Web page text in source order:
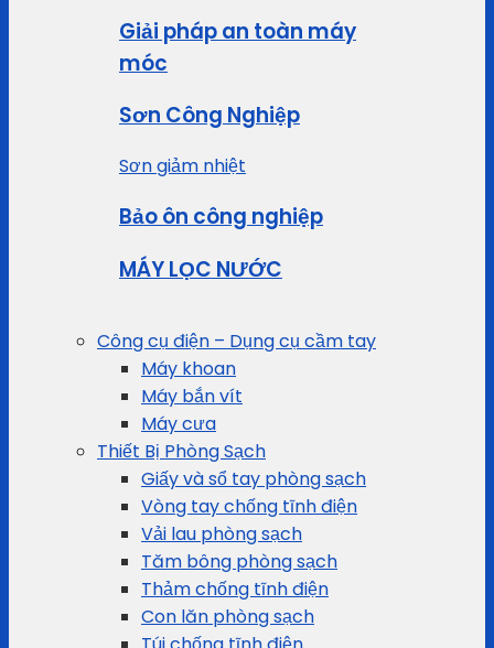
Giải pháp an toàn máy
móc
Sơn Công Nghiệp
Sơn giảm nhiệt
Bảo ôn công nghiệp
MÁY LỌC NƯỚC
Công cụ điện – Dụng cụ cầm tay
Máy khoan
Máy bắn vít
Máy cưa
Thiết Bị Phòng Sạch
Giấy và sổ tay phòng sạch
Vòng tay chống tĩnh điện
Vải lau phòng sạch
Tăm bông phòng sạch
Thảm chống tĩnh điện
Con lăn phòng sạch